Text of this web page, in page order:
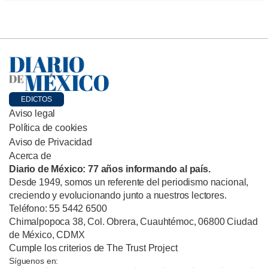
EDICTOS
Aviso legal
Política de cookies
Aviso de Privacidad
Acerca de
Diario de México: 77 años informando al país.
Desde 1949, somos un referente del periodismo nacional,
creciendo y evolucionando junto a nuestros lectores.
Teléfono: 55 5442 6500
Chimalpopoca 38, Col. Obrera, Cuauhtémoc, 06800 Ciudad
de México, CDMX
Cumple los criterios de The Trust Project
Síguenos en: